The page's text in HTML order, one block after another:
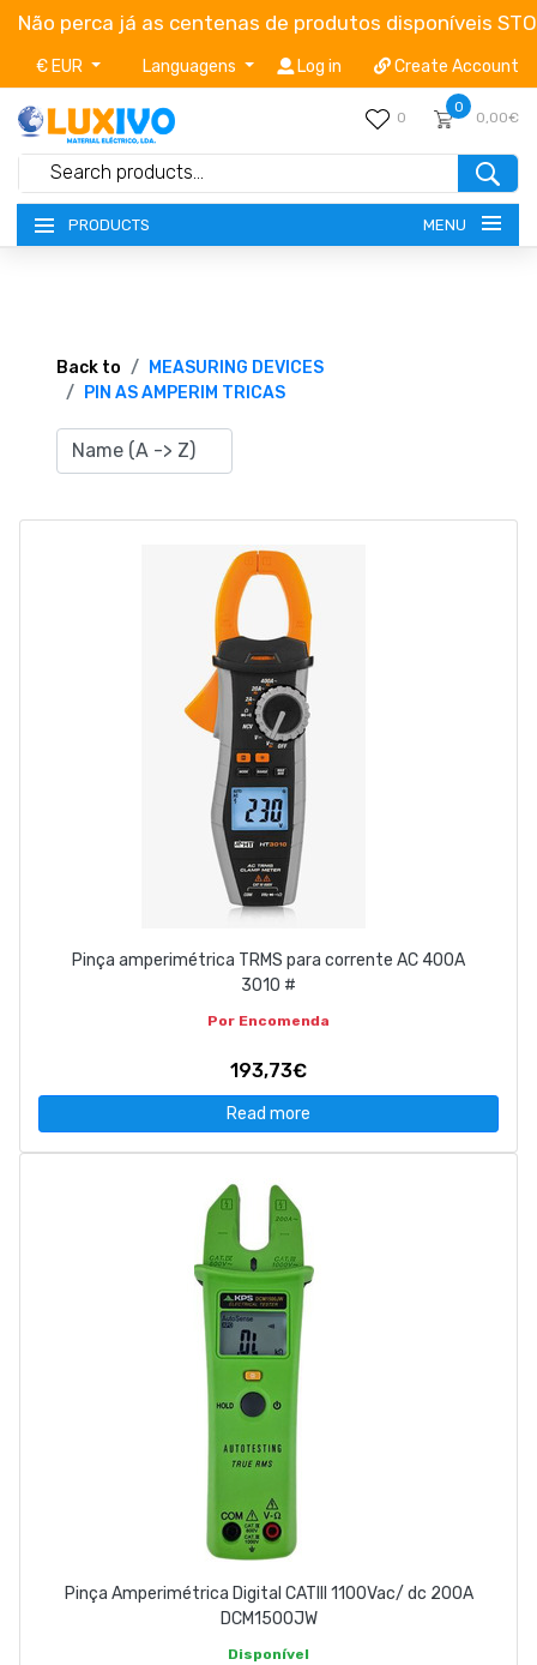
Não perca já as centenas de produtos disponíveis
€ EUR Languagens Log in Create Account
0
0
0,00€
PRODUCTS MENU
TERMS OF SERVICE
geral@luxivo.pt
Back to
MEASURING DEVICES
PIN AS AMPERIM TRICAS
Pinça amperimétrica TRMS para corrente AC 400A
3010 #
Por Encomenda
193,73€
Read more
Pinça Amperimétrica Digital CATIII 1100Vac/ dc 200A
DCM1500JW
Disponível